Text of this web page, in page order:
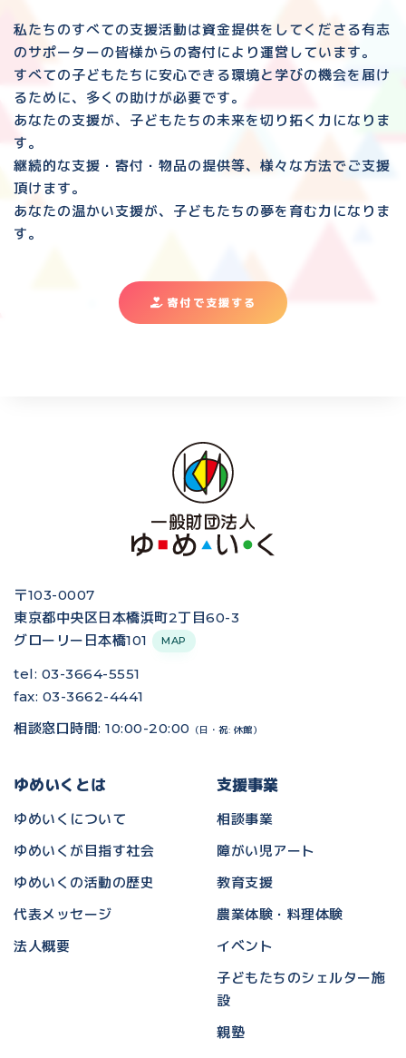
私たちのすべての支援活動は資金提供をしてくださる有志
のサポーターの皆様からの寄付により運営しています。
すべての子どもたちに安心できる環境と 学びの機会を届け
るために、多くの助けが必要です。
あなたの支援が、子どもたちの未来を切り拓く力になりま
す。
継続的な支援・寄付・物品の提供等、様々な方法でご支援
頂けます。
あなたの温かい支援が、子どもたちの夢を育む力になりま
す。
寄付で支援する
〒103-0007
東京都中央区日本橋浜町2丁目60-3
グローリー日本橋101
MAP
tel: 03-3664-5551
fax: 03-3662-4441
相談窓口時間: 10:00-20:00
（日・祝: 休館）
ゆめいくとは
ゆめいくについて
ゆめいくが目指す社会
ゆめいくの活動の歴史
代表メッセージ
法人概要
支援事業
相談事業
障がい児アート
教育支援
農業体験・料理体験
イベント
子どもたちのシェルター施
設
親塾